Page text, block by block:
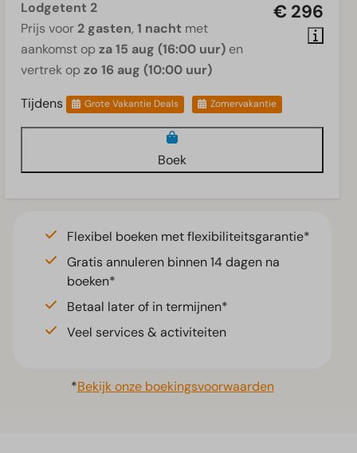
€ 296
Lodgetent 2
Prijs voor 2 gasten, 1 nacht met
aankomst op za 15 aug (16:00 uur) en
vertrek op zo 16 aug (10:00 uur)
Tijdens
Grote Vakantie Deals Zomervakantie
Boek
Flexibel boeken met flexibiliteitsgarantie*
Gratis annuleren binnen 14 dagen na
boeken*
Betaal later of in termijnen*
Veel services & activiteiten
*Bekijk onze boekingsvoorwaarden